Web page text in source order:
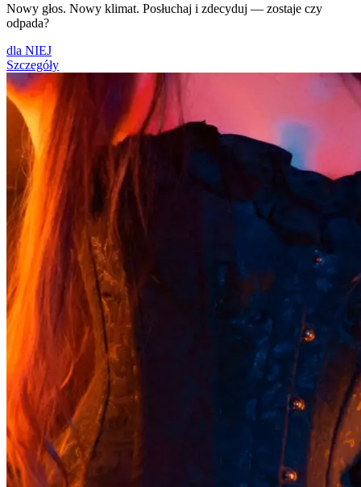
Nowy głos. Nowy klimat. Posłuchaj i zdecyduj — zostaje czy
odpada?
dla NIEJ
Szczegóły